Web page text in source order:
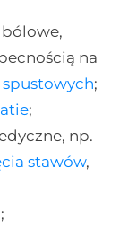
na
;
;
np.
stawów,
;